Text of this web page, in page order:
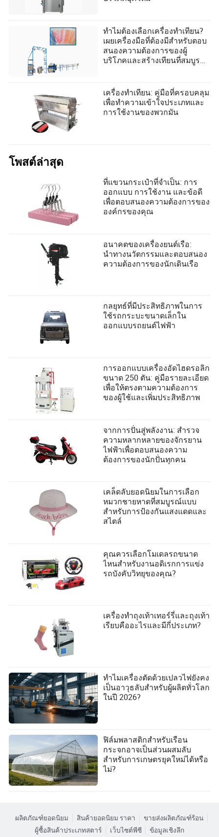
ทำไมต้องเลือกเครื่องทำเทียน?
เผยเครื่องมือที่ต้องมีสำหรับตอบ
สนองความต้องการของผู้
บริโภคและสร้างเทียนที่สมบูรณ์
เครื่องทำเทียน: คู่มือที่ครอบคลุม
เพื่อทำความเข้าใจประเภทและ
การใช้งานของพวกมัน
โพสต์ล่าสุด
ที่แขวนกระเป๋าที่จำเป็น: การ
ออกแบบ การใช้งาน และข้อดี
เพื่อตอบสนองความต้องการของ
องค์กรของคุณ
อนาคตของเครื่องยนต์เรือ:
นำทางนวัตกรรมและตอบสนอง
ความต้องการของนักเดินเรือ
กลยุทธ์ที่มีประสิทธิภาพในการ
ใช้รถกระบะขนาดเล็กใน
ออกแบบรถยนต์ไฟฟ้า
การออกแบบเครื่องอัดไฮดรอลิก
ขนาด 250 ตัน: คู่มือรายละเอียด
เพื่อให้ตรงตามความต้องการ
ของผู้ใช้และเพิ่มประสิทธิภาพ
จากการปั่นสู่พลังงาน: สำรวจ
ความหลากหลายของจักรยาน
ไฟฟ้าเพื่อตอบสนองความ
ต้องการของนักปั่นทุกคน
เคล็ดลับยอดนิยมในการเลือก
หมวกชายหาดที่สมบูรณ์แบบ
สำหรับการป้องกันแสงแดดและ
สไตล์
คุณควรเลือกโมเดลรถขนาด
ไหนสำหรับงานอดิเรกการแข่ง
รถบังคับวิทยุของคุณ?
เครื่องทำถุงเท้าเทอร์รี่และถุงเท้า
เรียบคืออะไรและมีกี่ประเภท?
ทำไมเครื่องตัดด้วยเปลวไฟยังคง
เป็นอาวุธลับสำหรับผู้ผลิตทั่วโลก
ในปี 2026?
ฟิล์มพลาสติกสำหรับเรือน
กระจกอาจเป็นส่วนผสมลับ
สำหรับการเกษตรยุคใหม่ได้หรือ
ไม่?
ผลิตภัณฑ์ยอดนิยม สินค้ายอดนิยม ราคา
ขายส่งผลิตภัณฑ์ร้อน
ผู้ซื้อสินค้าประเภทสตาร์
เว็บไซต์พีซี ข้อมูลเชิงลึก